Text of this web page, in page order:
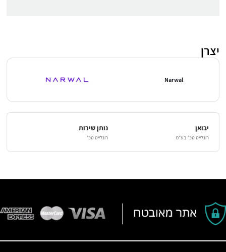
יצרן
Narwal
יבואן
רונלייט טכ' בע"מ
נותן שירות
רונלייט טכ'